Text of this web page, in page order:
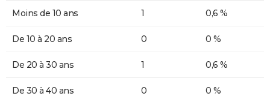
Moins de 10 ans 1 0,6 %
De 10 à 20 ans 0 0 %
De 20 à 30 ans 1 0,6 %
De 30 à 40 ans 0 0 %